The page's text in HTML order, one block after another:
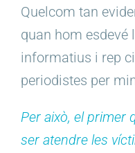
Quelcom tan
quan hom esdevé
informatius i rep
periodistes per
Per això, el primer
ser atendre les